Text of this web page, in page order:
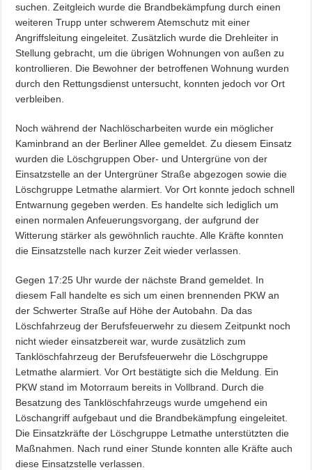
suchen. Zeitgleich wurde die Brandbekämpfung durch einen
weiteren Trupp unter schwerem Atemschutz mit einer
Angriffsleitung eingeleitet. Zusätzlich wurde die Drehleiter in
Stellung gebracht, um die übrigen Wohnungen von außen zu
kontrollieren. Die Bewohner der betroffenen Wohnung wurden
durch den Rettungsdienst untersucht, konnten jedoch vor Ort
verbleiben.
Noch während der Nachlöscharbeiten wurde ein möglicher
Kaminbrand an der Berliner Allee gemeldet. Zu diesem Einsatz
wurden die Löschgruppen Ober- und Untergrüne von der
Einsatzstelle an der Untergrüner Straße abgezogen sowie die
Löschgruppe Letmathe alarmiert. Vor Ort konnte jedoch schnell
Entwarnung gegeben werden. Es handelte sich lediglich um
einen normalen Anfeuerungsvorgang, der aufgrund der
Witterung stärker als gewöhnlich rauchte. Alle Kräfte konnten
die Einsatzstelle nach kurzer Zeit wieder verlassen.
Gegen 17:25 Uhr wurde der nächste Brand gemeldet. In
diesem Fall handelte es sich um einen brennenden PKW an
der Schwerter Straße auf Höhe der Autobahn. Da das
Löschfahrzeug der Berufsfeuerwehr zu diesem Zeitpunkt noch
nicht wieder einsatzbereit war, wurde zusätzlich zum
Tanklöschfahrzeug der Berufsfeuerwehr die Löschgruppe
Letmathe alarmiert. Vor Ort bestätigte sich die Meldung. Ein
PKW stand im Motorraum bereits in Vollbrand. Durch die
Besatzung des Tanklöschfahrzeugs wurde umgehend ein
Löschangriff aufgebaut und die Brandbekämpfung eingeleitet.
Die Einsatzkräfte der Löschgruppe Letmathe unterstützten die
Maßnahmen. Nach rund einer Stunde konnten alle Kräfte auch
diese Einsatzstelle verlassen.